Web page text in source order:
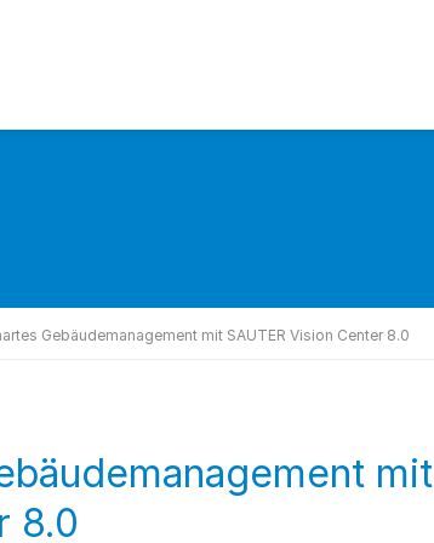
Gebäudemanagement mit SAUTER Vision Center 8.0
mit
8.0